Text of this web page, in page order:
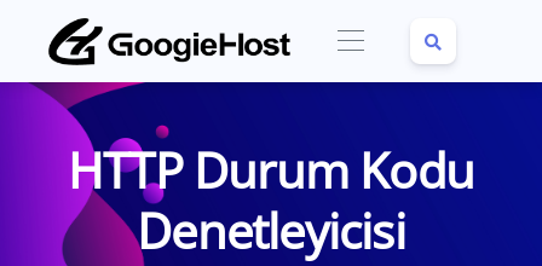
HTTP Durum Kodu
Denetleyicisi